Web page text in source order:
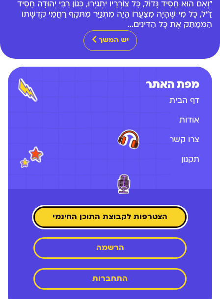
"וְאִם הוּא חָסִיד גָּדוֹל, כָּל צוֹרְרָיו יִתְגַּיְּרוּ, כְּגוֹן רַבִּי יְהוּדָה חָסִיד
זַ"ל, כָּל מִי שֶׁהָיָה מִצַּעֲרוֹ הָיָה מִתְגַּיֵּר מִתֹּקֶף רַחֲמֵי קְדֻשָּׁתוֹ
הַמְּמָתֵּק אֶת כָּל הַדִּינִים...
יש המשך
מפת האתר
דף הבית
אודות
צרו קשר
תקנון
הצטרפות לקבוצת התוכן החינמי
הרשמה
התחברות